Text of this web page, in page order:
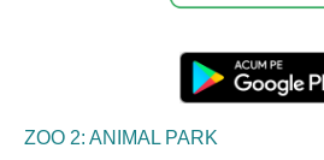
ZOO 2: ANIMAL PARK